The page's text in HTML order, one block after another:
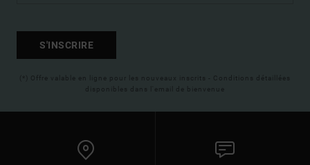
S'INSCRIRE
(*) Offre valable en ligne pour les nouveaux inscrits - Conditions détaillées
disponibles dans l'email de bienvenue